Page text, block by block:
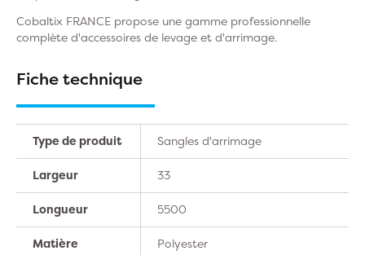
Cobaltix FRANCE propose une gamme professionnelle
complète d'accessoires de levage et d'arrimage.
Fiche technique
Type de produit Sangles d'arrimage
Largeur 33
Longueur 5500
Matière Polyester